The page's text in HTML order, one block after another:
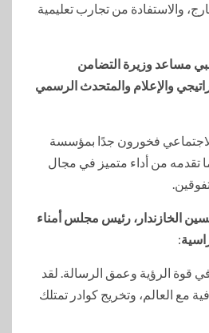
والاستفادة من تجارب تعليمية
مساعد وزيرة التضامن
والإعلام والمتحدث الرسمي
فخورون جدًا بمؤسسة
تقدمه من أداء متميز في مجال
الخازندار، رئيس مجلس أمناء
:
قوة الرؤية وعمق الرسالة. لقد
مع العالم، وتخريج كوادر تمتلك